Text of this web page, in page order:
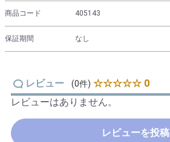
商品コード 405143
保証期間 なし
レビュー (0件) ☆☆☆☆☆ 0
レビューはありません。
レビューを投稿